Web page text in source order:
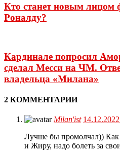
Кто станет новым лицом
Роналду?
Кардинале попросил
сделал Месси на ЧМ.
владельца «Милана»
2 КОММЕНТАРИИ
Milan'ist
Лучше бы промолчал))
и Жиру, надо болеть за